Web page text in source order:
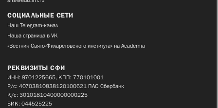
СОЦИАЛЬНЫЕ СЕТИ
Наш Telegram-канал
Наша страница в VK
«Вестник Свято-Филаретовского института» на Academia
РЕКВИЗИТЫ СФИ
ИНН: 9701225665, КПП: 770101001
Р/с: 40703810838120100621 ПАО Сбербанк
К/с: 30101810400000000225
БИК: 044525225